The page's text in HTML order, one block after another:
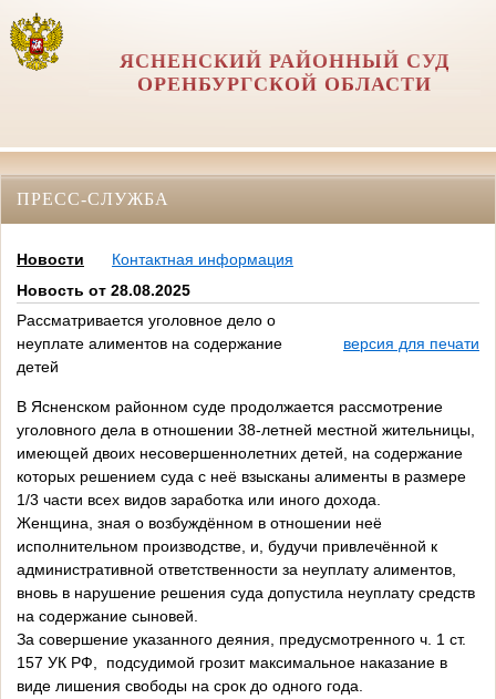
ЯСНЕНСКИЙ РАЙОННЫЙ СУД
ОРЕНБУРГСКОЙ ОБЛАСТИ
ПРЕСС-СЛУЖБА
Новости
Контактная информация
Новость от 28.08.2025
Рассматривается уголовное дело о
неуплате алиментов на содержание
детей
версия для печати
В Ясненском районном суде продолжается рассмотрение
уголовного дела в отношении 38-летней местной жительницы,
имеющей двоих несовершеннолетних детей, на содержание
которых решением суда с неё взысканы алименты в размере
1/3 части всех видов заработка или иного дохода.
Женщина, зная о возбуждённом в отношении неё
исполнительном производстве, и, будучи привлечённой к
административной ответственности за неуплату алиментов,
вновь в нарушение решения суда допустила неуплату средств
на содержание сыновей.
За совершение указанного деяния, предусмотренного ч. 1 ст.
157 УК РФ, подсудимой грозит максимальное наказание в
виде лишения свободы на срок до одного года.